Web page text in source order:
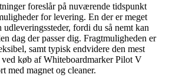
foreslår på nuværende tidspunkt
for levering. En der er meget
udleveringssteder, fordi du så nemt kan
dag der passer dig. Fragtmuligheden er
samt typisk endvidere den mest
køb af Whiteboardmarker Pilot V
med magnet og cleaner.